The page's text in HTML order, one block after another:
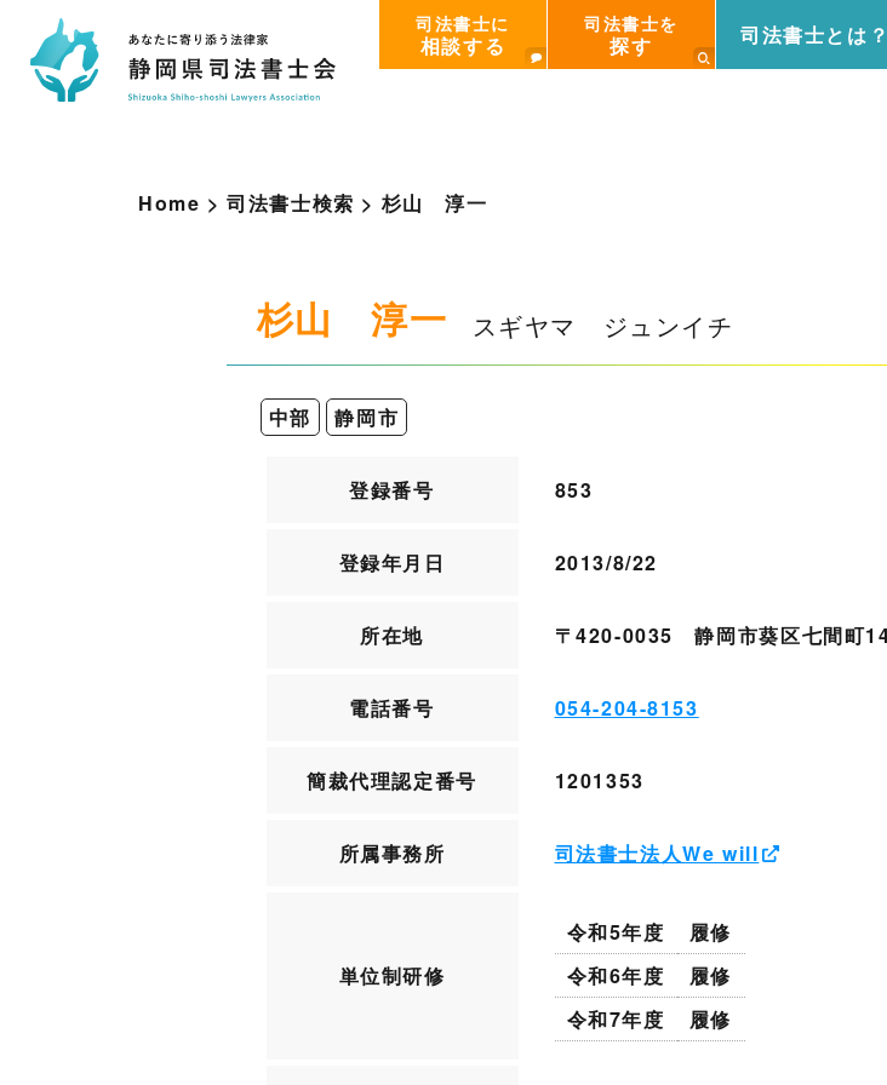
司法書士に
相談する
司法書士を
探す 司法書士とは？
Home >司法書士検索 > 杉山 淳一
杉山 淳一 スギヤマ ジュンイチ
中部 静岡市
登録番号 853
登録年月日 2013/8/22
所在地 〒420-0035 静岡市葵区七間町
電話番号 054-204-8153
簡裁代理認定番号 1201353
所属事務所 司法書士法人We will
単位制研修
令和5年度
履修
令和6年度
履修
令和7年度
履修